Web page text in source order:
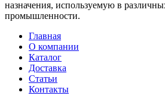
назначения, используемую в
промышленности.
Главная
О компании
Каталог
Доставка
Статьи
Контакты